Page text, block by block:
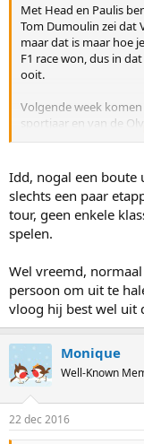
Met Head en Paulis
Tom Dumoulin zei dat
maar dat is maar hoe
F1 race won, dus in
ooit.
Volgende week
sportjaar en van de
Idd, nogal een boute
slechts een paar
tour, geen enkele
spelen.
Wel vreemd,
persoon om uit te
vloog hij best wel uit
Monique
Well-Known
22 dec 2016